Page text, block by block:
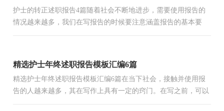
护士的转正述职报告4篇随着社会不断地进步，需要使用报告的
情况越来越多，我们在写报告的时候要注意涵盖报告的基本要
精选护士年终述职报告模板汇编6篇
精选护士年终述职报告模板汇编6篇在当下社会，接触并使用报
告的人越来越多，其在写作上具有一定的窍门。在写之前，可以